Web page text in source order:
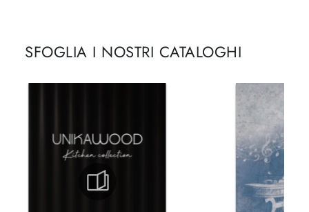
SFOGLIA I NOSTRI CATALOGHI